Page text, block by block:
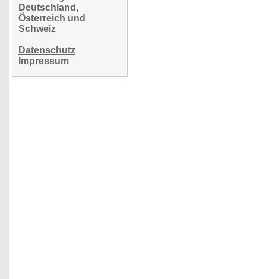
Deutschland,
Österreich und
Schweiz
Datenschutz
Impressum